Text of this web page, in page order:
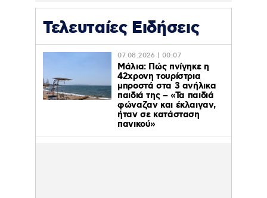
Τελευταίες Ειδήσεις
07.08.2026 | 00:07
Μάλια: Πώς πνίγηκε η
42χρονη τουρίστρια
μπροστά στα 3 ανήλικα
παιδιά της – «Τα παιδιά
φώναζαν και έκλαιγαν,
ήταν σε κατάσταση
πανικού»